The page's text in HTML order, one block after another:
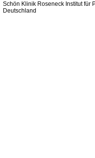
Schön Klinik Roseneck Institut für
Deutschland